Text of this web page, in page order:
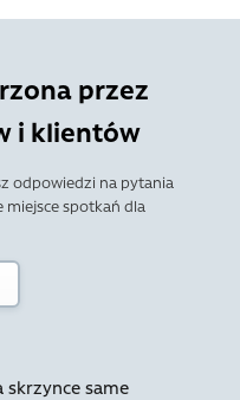
przez
i klientów
odpowiedzi na pytania
spotkań dla
skrzynce same